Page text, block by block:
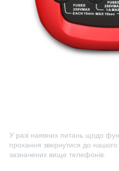
У разі наявних питань щодо
прохання звернутися до нашого
зазначених вище телефонів.